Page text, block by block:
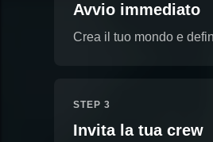
Avvio immediato
Crea il tuo mondo e
STEP 3
Invita la tua crew